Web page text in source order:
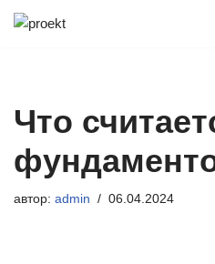
Что
автор: admin 06.04.2024